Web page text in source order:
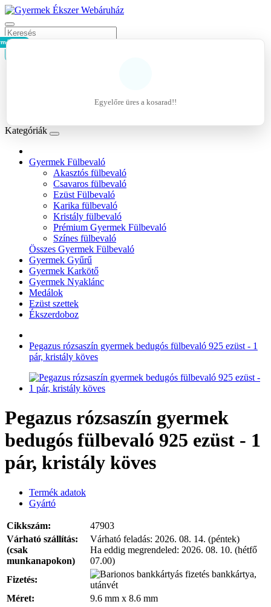
- 0Ft
Egyelőre üres a kosarad!!
Kategóriák
Gyermek Fülbevaló
Akasztós fülbevaló
Csavaros fülbevaló
Ezüst Fülbevaló
Karika fülbevaló
Kristály fülbevaló
Prémium Gyermek Fülbevaló
Színes fülbevaló
Összes Gyermek Fülbevaló
Gyermek Gyűrű
Gyermek Karkötő
Gyermek Nyaklánc
Medálok
Ezüst szettek
Ékszerdoboz
Pegazus rózsaszín gyermek bedugós fülbevaló 925 ezüst - 1
pár, kristály köves
Pegazus rózsaszín gyermek
bedugós fülbevaló 925 ezüst - 1
pár, kristály köves
Termék adatok
Gyártó
Cikkszám:
47903
Várható szállítás:
(csak
munkanapokon)
Várható feladás: 2026. 08. 14. (péntek)
Ha eddig megrendeled: 2026. 08. 10. (hétfő
07.00)
Fizetés:
bankkártya,
utánvét
Méret:
9.6 mm x 8.6 mm